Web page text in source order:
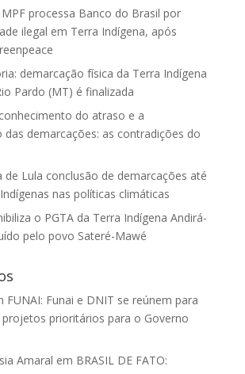
MPF processa Banco do Brasil por
ilegal em Terra Indígena, após
demarcação física da Terra Indígena
Pardo (MT) é finalizada
do atraso e a
das demarcações: as contradições do
de Lula conclusão de demarcações até
nas políticas climáticas
o PGTA da Terra Indígena Andirá-
pelo povo Sateré-Mawé
FUNAI: Funai e DNIT se reúnem para
prioritários para o Governo
Amaral em BRASIL DE FATO: